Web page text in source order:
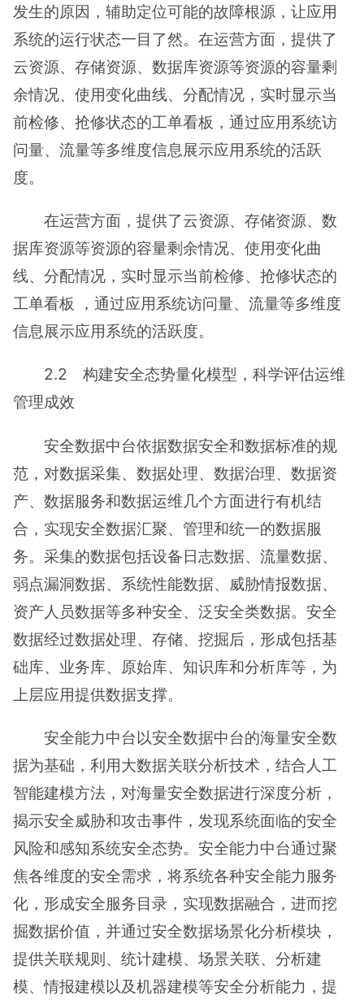
发生的原因，辅助定位可能的故障根源，让应用
系统的运行状态一目了然。在运营方面，提供了
云资源、存储资源、数据库资源等资源的容量剩
余情况、使用变化曲线、分配情况，实时显示当
前检修、抢修状态的工单看板，通过应用系统访
问量、流量等多维度信息展示应用系统的活跃
度。
在运营方面，提供了云资源、存储资源、数
据库资源等资源的容量剩余情况、使用变化曲
线、分配情况，实时显示当前检修、抢修状态的
工单看板 ，通过应用系统访问量、流量等多维度
信息展示应用系统的活跃度。
2.2 构建安全态势量化模型，科学评估运维
管理成效
安全数据中台依据数据安全和数据标准的规
范，对数据采集、数据处理、数据治理、数据资
产、数据服务和数据运维几个方面进行有机结
合，实现安全数据汇聚、管理和统一的数据服
务。采集的数据包括设备日志数据、流量数据、
弱点漏洞数据、系统性能数据、威胁情报数据、
资产人员数据等多种安全、泛安全类数据。安全
数据经过数据处理、存储、挖掘后，形成包括基
础库、业务库、原始库、知识库和分析库等，为
上层应用提供数据支撑。
安全能力中台以安全数据中台的海量安全数
据为基础，利用大数据关联分析技术，结合人工
智能建模方法，对海量安全数据进行深度分析，
揭示安全威胁和攻击事件，发现系统面临的安全
风险和感知系统安全态势。安全能力中台通过聚
焦各维度的安全需求，将系统各种安全能力服务
化，形成安全服务目录，实现数据融合，进而挖
掘数据价值，并通过安全数据场景化分析模块，
提供关联规则、统计建模、场景关联、分析建
模、情报建模以及机器建模等安全分析能力，提